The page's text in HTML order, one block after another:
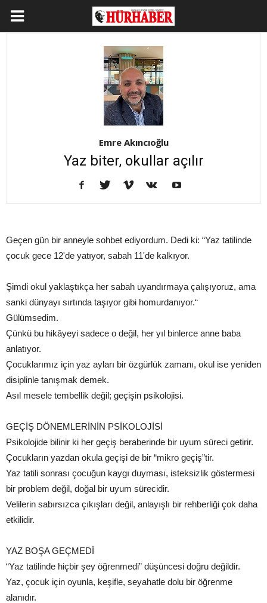
Emre Akıncıoğlu
Yaz biter, okullar açılır
Geçen gün bir anneyle sohbet ediyordum. Dedi ki: “Yaz tatilinde
çocuk gece 12'de yatıyor, sabah 11'de kalkıyor.
Şimdi okul yaklaştıkça her sabah uyandırmaya çalışıyoruz, ama
sanki dünyayı sırtında taşıyor gibi homurdanıyor.“
Gülümsedim.
Çünkü bu hikâyeyi sadece o değil, her yıl binlerce anne baba
anlatıyor.
Çocuklarımız için yaz ayları bir özgürlük zamanı, okul ise yeniden
disiplinle tanışmak demek.
Asıl mesele tembellik değil; geçişin psikolojisi.
GEÇİŞ DÖNEMLERİNİN PSİKOLOJİSİ
Psikolojide bilinir ki her geçiş beraberinde bir uyum süreci getirir.
Çocukların yazdan okula geçişi de bir “mikro geçiş”tir.
Yaz tatili sonrası çocuğun kaygı duyması, isteksizlik göstermesi
bir problem değil, doğal bir uyum sürecidir.
Velilerin sabırsızca çıkışları değil, anlayışlı bir rehberliği çok daha
etkilidir.
YAZ BOŞA GEÇMEDİ
“Yaz tatilinde hiçbir şey öğrenmedi” düşüncesi doğru değildir.
Yaz, çocuk için oyunla, keşifle, seyahatle dolu bir öğrenme
alanıdır.